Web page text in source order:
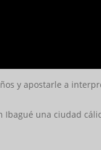
y apostarle a
Ibagué una ciudad